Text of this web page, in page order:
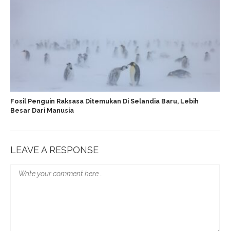
Fosil Penguin Raksasa Ditemukan Di Selandia Baru, Lebih
Besar Dari Manusia
LEAVE A RESPONSE